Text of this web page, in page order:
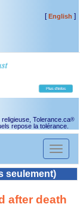
[English ]
Tolerance.ca®
repose la tolérance.
Toggle
seulement)
after death